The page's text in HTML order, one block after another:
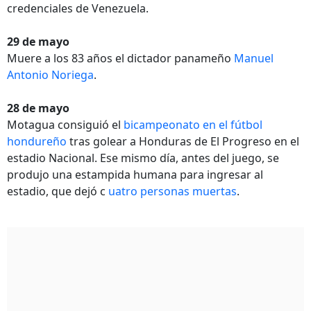
credenciales de Venezuela.
29 de mayo
Muere a los 83 años el dictador panameño Manuel
Antonio Noriega.
28 de mayo
Motagua consiguió el bicampeonato en el fútbol
hondureño tras golear a Honduras de El Progreso en el
estadio Nacional. Ese mismo día, antes del juego, se
produjo una estampida humana para ingresar al
estadio, que dejó c uatro personas muertas.